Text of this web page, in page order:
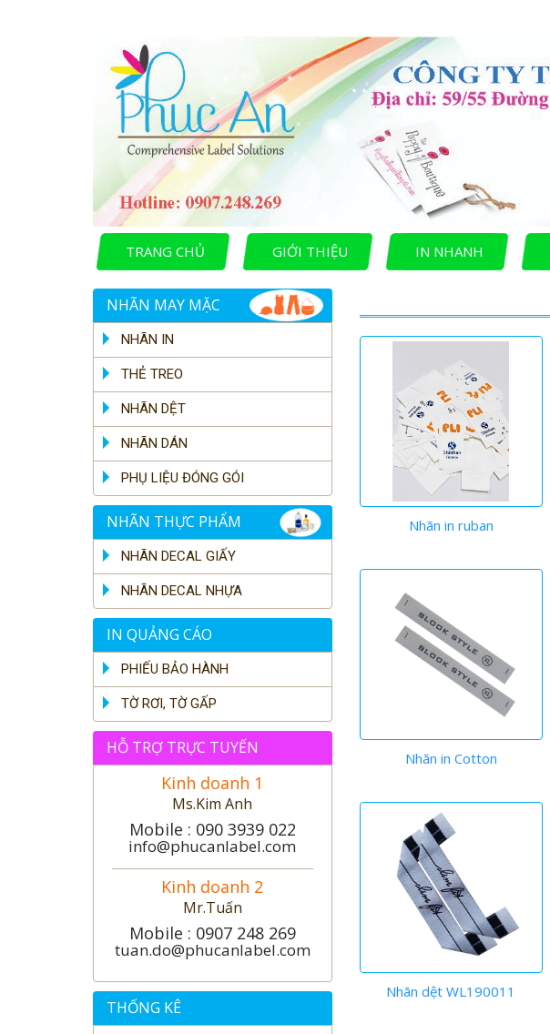
TRANG CHỦ GIỚI THIỆU IN NHANH
NHÃN MAY MẶC
NHÃN IN
THẺ TREO
NHÃN DỆT
NHÃN DÁN
PHỤ LIỆU ĐÓNG GÓI
NHÃN THỰC PHẨM
NHÃN DECAL GIẤY
NHÃN DECAL NHỰA
IN QUẢNG CÁO
PHIẾU BẢO HÀNH
TỜ RƠI, TỜ GẤP
HỖ TRỢ TRỰC TUYẾN
Kinh doanh 1
Ms.Kim Anh
Mobile : 090 3939 022
info@phucanlabel.com
Kinh doanh 2
Mr.Tuấn
Mobile : 0907 248 269
tuan.do@phucanlabel.com
THỐNG KÊ
Nhãn in ruban
Nhãn in Cotton
Nhãn dệt WL190011